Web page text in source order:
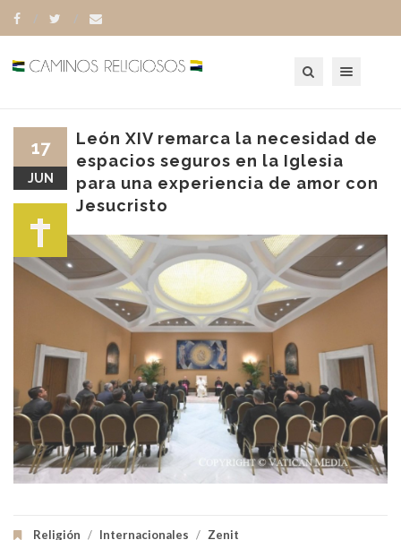
León XIV remarca la necesidad de
espacios seguros en la Iglesia
para una experiencia de amor con
Jesucristo
Religión / Internacionales / Zenit
17
JUN